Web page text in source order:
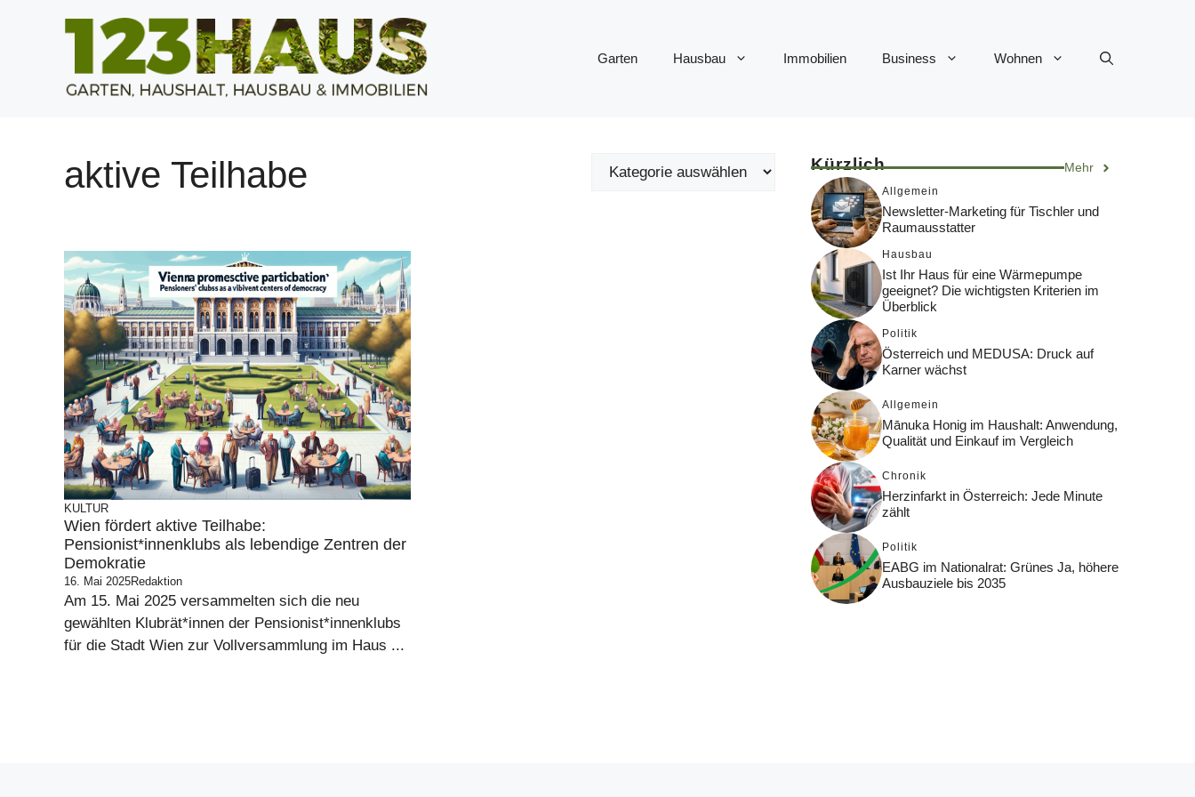
Garten Hausbau Immobilien Business Wohnen
aktive Teilhabe
KULTUR
Wien fördert aktive Teilhabe:
Pensionist*innenklubs als lebendige Zentren der
Demokratie
16. Mai 2025Redaktion
Am 15. Mai 2025 versammelten sich die neu
gewählten Klubrät*innen der Pensionist*innenklubs
für die Stadt Wien zur Vollversammlung im Haus ...
Kürzlich Mehr
Allgemein
Newsletter-Marketing für Tischler und
Raumausstatter
Hausbau
Ist Ihr Haus für eine Wärmepumpe
geeignet? Die wichtigsten Kriterien im
Überblick
Politik
Österreich und MEDUSA: Druck auf
Karner wächst
Allgemein
Mānuka Honig im Haushalt: Anwendung,
Qualität und Einkauf im Vergleich
Chronik
Herzinfarkt in Österreich: Jede Minute
zählt
Politik
EABG im Nationalrat: Grünes Ja, höhere
Ausbauziele bis 2035